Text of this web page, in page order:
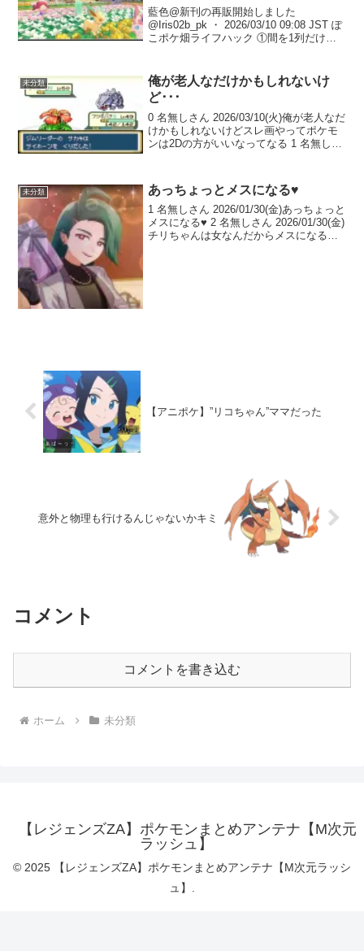
藍色@新刊の再販開始しました
@Iris02b_pk ・ 2026/03/10 09:08 JST ぽ
こポケ畑ライフハック ①間を1列だけ空
んばしのいた」を水路の上...
未分類
俺が老人なだけかもしれないけ
ど･･･
0 名無しさん 2026/03/10(火)俺が老人なだ
けかもしれないけどスレ画やってポケモ
ンは2Dの方がいいなってなる 1 名無しさ
に変ではない 2 名...
未分類 あっちょっとメスになる♥️
1 名無しさん 2026/01/30(金)あっちょっと
メスになる♥️ 2 名無しさん 2026/01/30(金)
チリちゃんは女なんだからメスになる必
【アニポケ】”リコちゃん”ママだった
意外と物理も行けるんじゃないかキミ
コメント
コメントを書き込む
ホーム 未分類
【レジェンズZA】ポケモンまとめアンテナ【M次元
ラッシュ】
© 2025 【レジェンズZA】ポケモンまとめアンテナ【M次元ラッシ
ュ】.